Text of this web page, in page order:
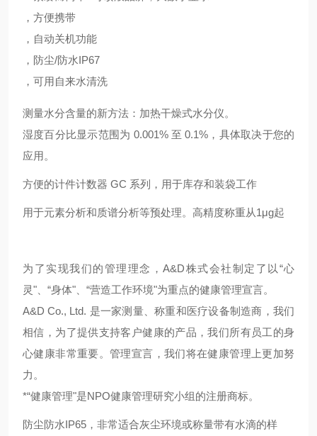
，方便携带
，自动关机功能
，防尘/防水IP67
，可用自来水清洗
测量水分含量的新方法：加热干燥式水分仪。
湿度百分比显示范围为 0.001% 至 0.1%，具体取决于您的
应用。
方便的计件计数器 GC 系列 ，用于库存和装袋工作
用于元素分析和质谱分析等预处理。高精度称重从1μg起
为了实现我们的管理理念，A&D株式会社制定了以“心
灵"、“身体"、“营造工作环境"为重点的健康管理宣言。
A&D Co., Ltd. 是一家测量、称重和医疗设备制造商，我们
相信，为了提供支持客户健康的产品，我们所有员工的身
心健康非常重要。管理宣言，我们将在健康管理上更加努
力。
*“健康管理"是NPO健康管理研究小组的注册商标。
防尘防水IP65，非常适合灰尘环境或称量带有水滴的样